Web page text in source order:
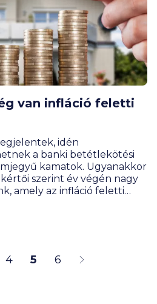
van infláció feletti
idén
a banki betétlekötési
kamatok. Ugyanakkor
szerint év végén nagy
amely az infláció feletti
4 5 6